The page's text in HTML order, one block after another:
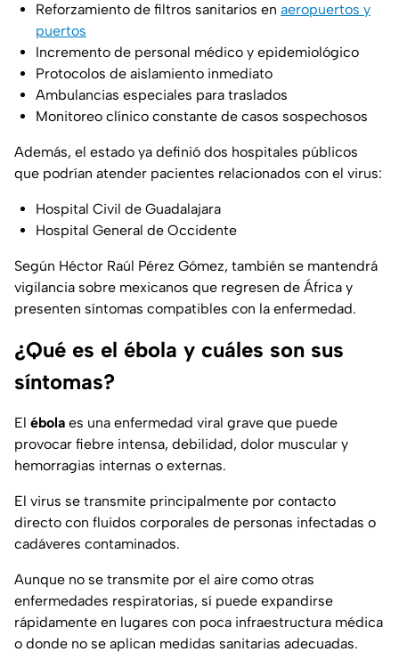
Reforzamiento de filtros sanitarios en aeropuertos y
puertos
Incremento de personal médico y epidemiológico
Protocolos de aislamiento inmediato
Ambulancias especiales para traslados
Monitoreo clínico constante de casos sospechosos
Además, el estado ya definió dos hospitales públicos
que podrían atender pacientes relacionados con el virus:
Hospital Civil de Guadalajara
Hospital General de Occidente
Según Héctor Raúl Pérez Gómez, también se mantendrá
vigilancia sobre mexicanos que regresen de África y
presenten síntomas compatibles con la enfermedad.
¿Qué es el ébola y cuáles son sus
síntomas?
El ébola es una enfermedad viral grave que puede
provocar fiebre intensa, debilidad, dolor muscular y
hemorragias internas o externas.
El virus se transmite principalmente por contacto
directo con fluidos corporales de personas infectadas o
cadáveres contaminados.
Aunque no se transmite por el aire como otras
enfermedades respiratorias, sí puede expandirse
rápidamente en lugares con poca infraestructura médica
o donde no se aplican medidas sanitarias adecuadas.